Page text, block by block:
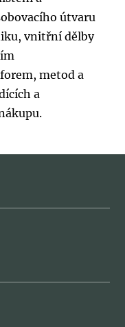
útvaru
vnitřní dělby
metod a
a